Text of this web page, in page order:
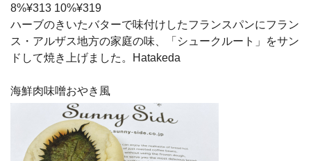
8%¥313 10%¥319
ハーブのきいたバターで味付けしたフランスパンにフラン
ス・アルザス地方の家庭の味、「シュークルート」をサン
ドして焼き上げました。Hatakeda
海鮮肉味噌おやき風